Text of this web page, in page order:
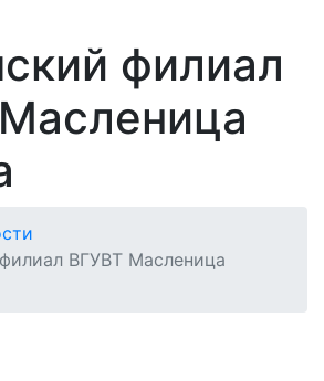
филиал
ВГУВТ Масленица